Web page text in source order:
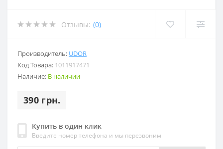
Отзывы: (0)
Производитель: UDOR
Код Товара: 1011917471
Наличие: В наличии
390 грн.
Купить в один клик
Введите номер телефона и мы перезвоним